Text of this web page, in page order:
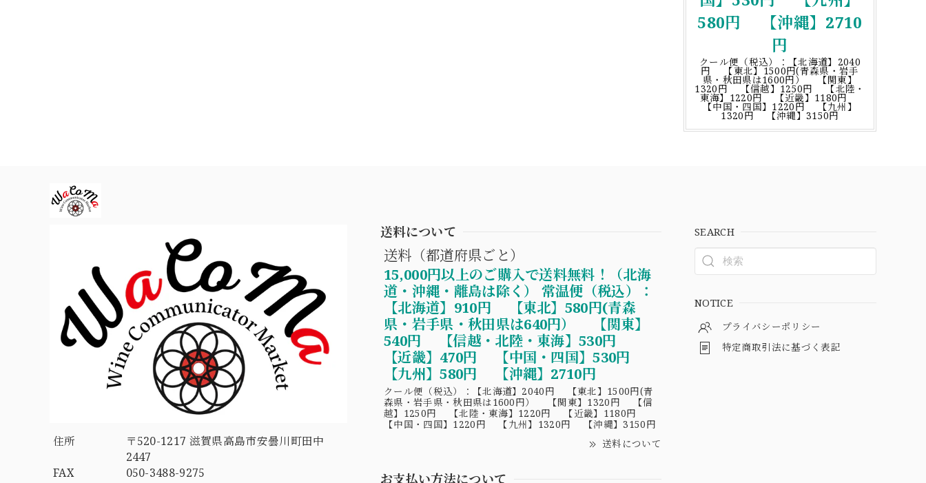
580円 【沖縄】2710
円
クール便（税込）：【北海道】2040
円 【東北】1500円(青森県・岩手
県・秋田県は1600円） 【関東】
1320円 【信越】1250円 【北陸・
東海】1220円 【近畿】1180円
【中国・四国】1220円 【九州】
1320円 【沖縄】3150円
住所
〒520-1217 滋賀県高島市安曇川町田中
2447
FAX
050-3488-9275
送料について
送料（都道府県ごと）
15,000円以上のご購入で送料無料！（北海
道・沖縄・離島は除く） 常温便（税込）：
【北海道】910円 【東北】580円(青森
県・岩手県・秋田県は640円） 【関東】
540円 【信越・北陸・東海】530円
【近畿】470円 【中国・四国】530円
【九州】580円 【沖縄】2710円
クール便（税込）：【北海道】2040円 【東北】1500円(青
森県・岩手県・秋田県は1600円） 【関東】1320円 【信
越】1250円 【北陸・東海】1220円 【近畿】1180円
【中国・四国】1220円 【九州】1320円 【沖縄】3150円
送料について
お支払い方法について
SEARCH
NOTICE
プライバシーポリシー
特定商取引法に基づく表記